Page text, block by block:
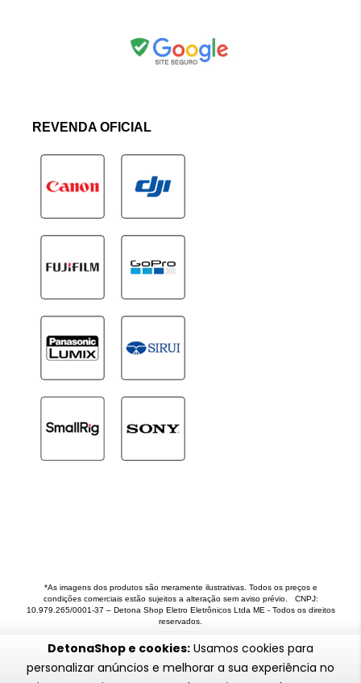
DetonaShop e cookies: Usamos cookies para
personalizar anúncios e melhorar a sua experiência no
REVENDA OFICIAL
*As imagens dos produtos são meramente ilustrativas. Todos os preços e
condições comerciais estão sujeitos a alteração sem aviso prévio. CNPJ:
10.979.265/0001-37 – Detona Shop Eletro Eletrônicos Ltda ME - Todos os direitos
reservados.